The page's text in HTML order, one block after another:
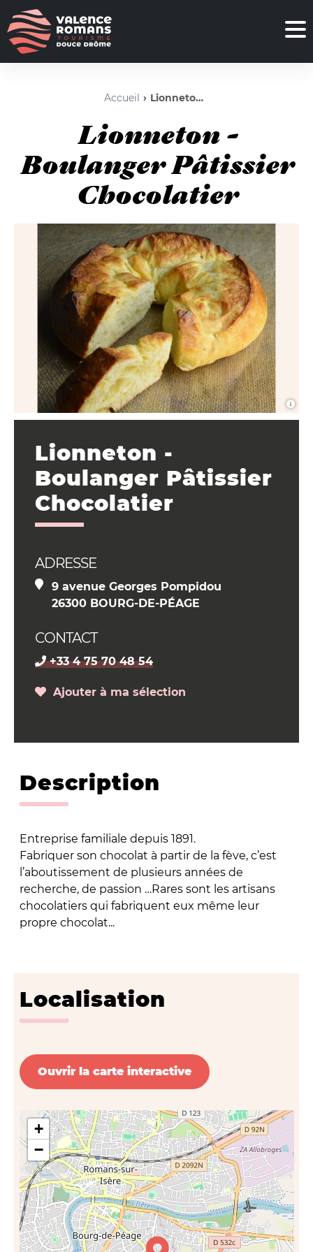
Accueil Lionneton - Boulanger Pâtissier Chocolatier
Lionneton -
Boulanger Pâtissier
Chocolatier
Lionneton -
Boulanger Pâtissier
Chocolatier
ADRESSE
9 avenue Georges Pompidou
26300 BOURG-DE-PÉAGE
CONTACT
+33 4 75 70 48 54
Ajouter à ma sélection
Description
Entreprise familiale depuis 1891.
Fabriquer son chocolat à partir de la fève, c’est
l’aboutissement de plusieurs années de
recherche, de passion …Rares sont les artisans
chocolatiers qui fabriquent eux même leur
propre chocolat...
Localisation
Ouvrir la carte interactive
+
−